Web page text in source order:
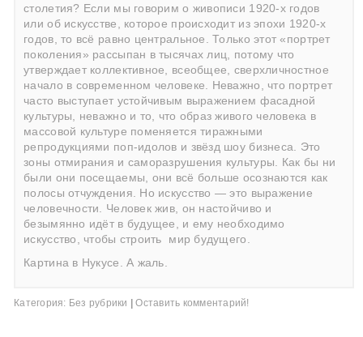
столетия? Если мы говорим о живописи 1920-х годов
или об искусстве, которое происходит из эпохи 1920-х
годов, то всё равно центральное. Только этот «портрет
поколения» рассыпан в тысячах лиц, потому что
утверждает коллективное, всеобщее, сверхличностное
начало в современном человеке. Неважно, что портрет
часто выступает устойчивым выражением фасадной
культуры, неважно и то, что образ живого человека в
массовой культуре поменяется тиражными
репродукциями поп-идолов и звёзд шоу бизнеса. Это
зоны отмирания и саморазрушения культуры. Как бы ни
были они посещаемы, они всё больше осознаются как
полосы отчуждения. Но искусство — это выражение
человечности. Человек жив, он настойчиво и
безымянно идёт в будущее, и ему необходимо
искусство, чтобы строить
мир будущего.
Картина в Нукусе. А жаль.
Категория: Без рубрики Оставить комментарий!